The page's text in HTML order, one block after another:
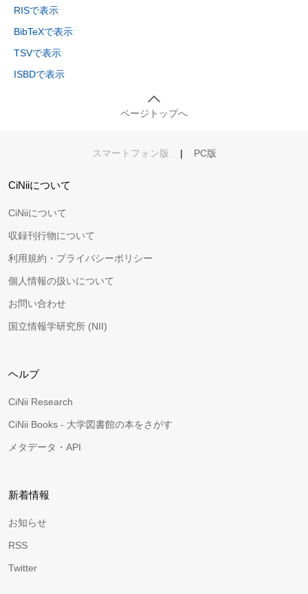
RISで表示
BibTeXで表示
TSVで表示
ISBDで表示
ページトップへ
スマートフォン版 | PC版
CiNiiについて
CiNiiについて
収録刊行物について
利用規約・プライバシーポリシー
個人情報の扱いについて
お問い合わせ
国立情報学研究所 (NII)
ヘルプ
CiNii Research
CiNii Books - 大学図書館の本をさがす
メタデータ・API
新着情報
お知らせ
RSS
Twitter